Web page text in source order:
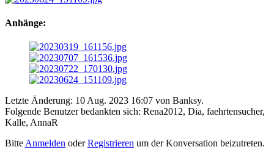
Anhänge:
Letzte Änderung: 10 Aug. 2023 16:07 von Banksy.
Folgende Benutzer bedankten sich: Rena2012, Dia, faehrtensucher,
Kalle, AnnaR
Bitte Anmelden oderRegistrieren um der Konversation beizutreten.